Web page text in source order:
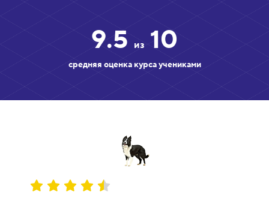
9.5 из 10
средняя оценка курса учениками
О